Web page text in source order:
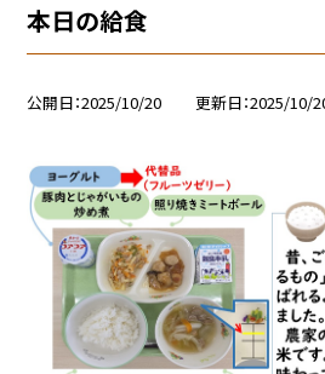
本日の給食
公開日 2025/10/20 更新日 2025/10/